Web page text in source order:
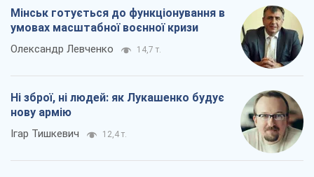
Мінськ готується до функціонування в
умовах масштабної воєнної кризи
Олександр Левченко 14,7 т.
Ні зброї, ні людей: як Лукашенко будує
нову армію
Ігар Тишкевич 12,4 т.